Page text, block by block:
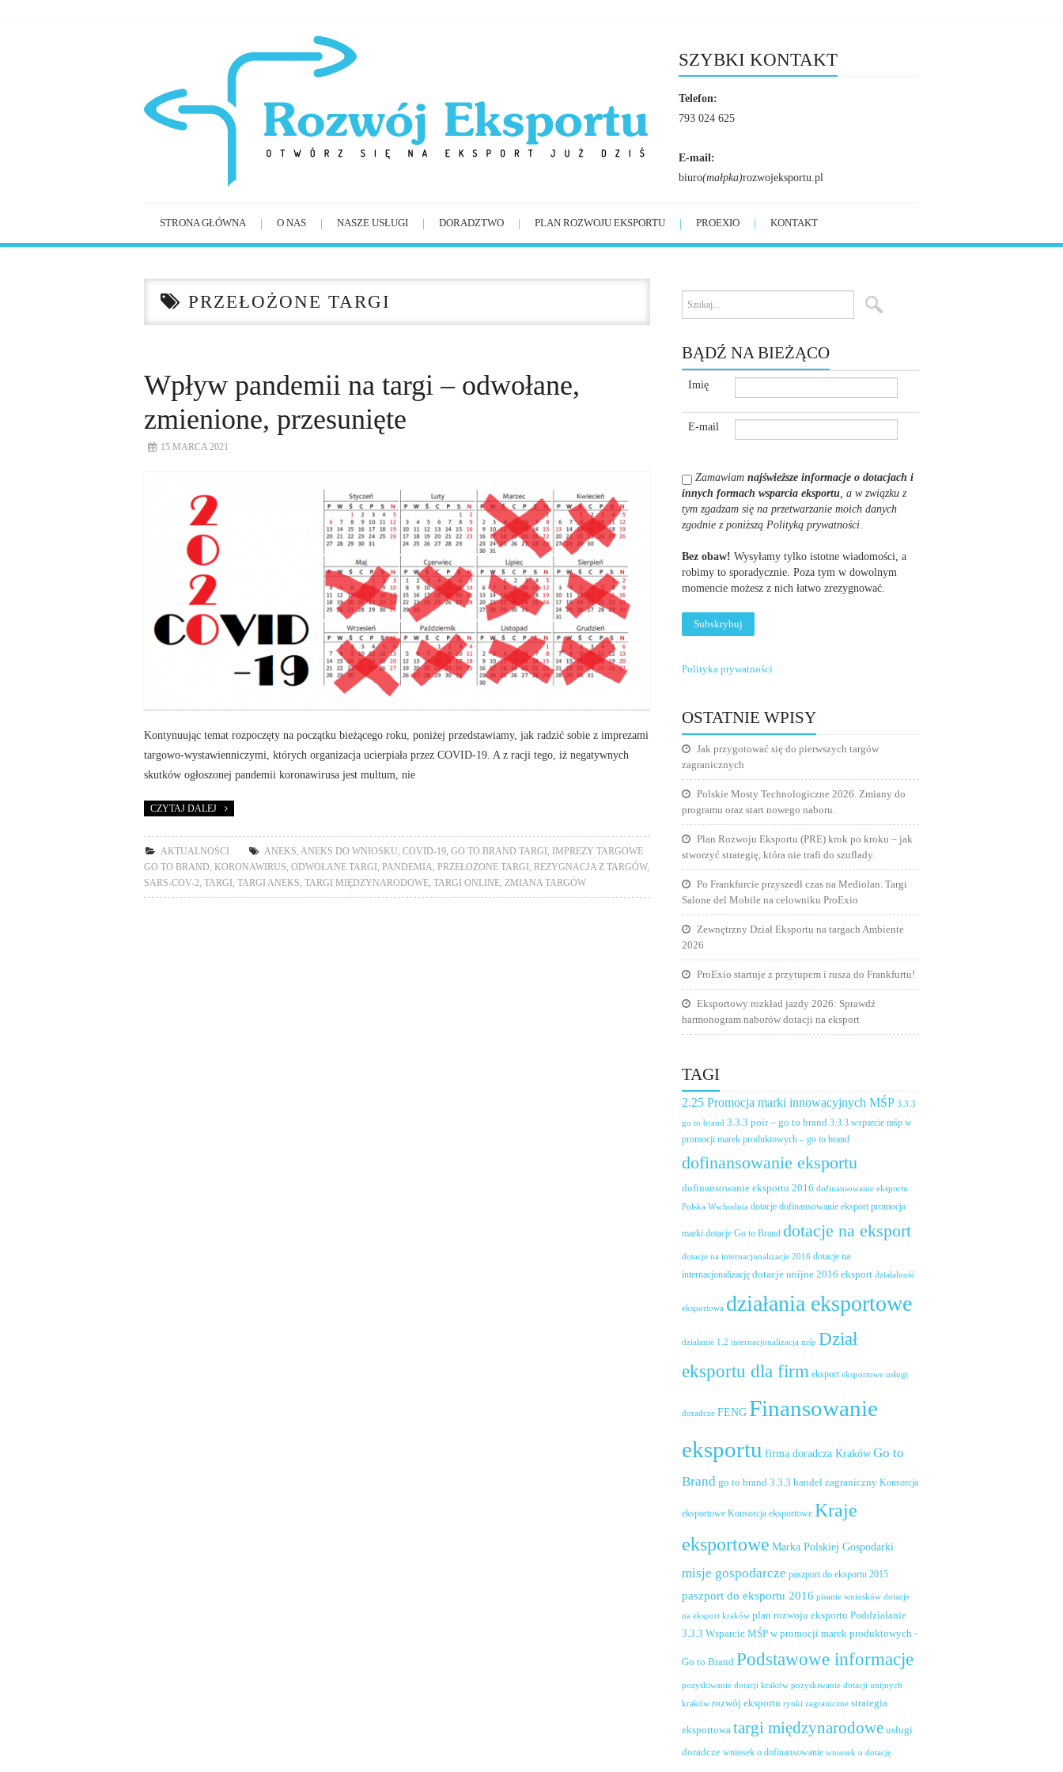
SZYBKI KONTAKT
Telefon:
793 024 625
E-mail:
biuro(małpka)rozwojeksportu.pl
STRONA GŁÓWNA O NAS NASZE USŁUGI DORADZTWO PLAN ROZWOJU EKSPORTU PROEXIO KONTAKT
PRZEŁOŻONE TARGI
Wpływ pandemii na targi – odwołane,
zmienione, przesunięte
15 MARCA 2021
Kontynuując temat rozpoczęty na początku bieżącego roku, poniżej przedstawiamy, jak radzić sobie z imprezami
targowo-wystawienniczymi, których organizacja ucierpiała przez COVID-19. A z racji tego, iż negatywnych
skutków ogłoszonej pandemii koronawirusa jest multum, nie
CZYTAJ DALEJ
AKTUALNOŚCI ANEKS ANEKS DO WNIOSKU COVID-19, GO TO BRAND TARGI
IMPREZY TARGOWE
GO TO BRAND KORONAWIRUS ODWOŁANE TARGI PANDEMIA PRZEŁOŻONE TARGI REZYGNACJA Z TARGÓW,
SARS-COV-2 TARGI TARGI ANEKS TARGI MIĘDZYNARODOWE TARGI ONLINE ZMIANA TARGÓW
BĄDŹ NA BIEŻĄCO
Imię
E-mail
Zamawiam najświeższe informacje o dotacjach i
innych formach wsparcia eksportu, a w związku z
tym zgadzam się na przetwarzanie moich danych
zgodnie z poniższą Polityką prywatności.
Bez obaw! Wysyłamy tylko istotne wiadomości, a
robimy to sporadycznie. Poza tym w dowolnym
momencie możesz z nich łatwo zrezygnować.
Polityka prywatności
OSTATNIE WPISY
Jak przygotować się do pierwszych targów
zagranicznych
Polskie Mosty Technologiczne 2026. Zmiany do
programu oraz start nowego naboru.
Plan Rozwoju Eksportu (PRE) krok po kroku – jak
stworzyć strategię, która nie trafi do szuflady.
Po Frankfurcie przyszedł czas na Mediolan. Targi
Salone del Mobile na celowniku ProExio
Zewnętrzny Dział Eksportu na targach Ambiente
2026
ProExio startuje z przytupem i rusza do Frankfurtu!
Eksportowy rozkład jazdy 2026: Sprawdź
harmonogram naborów dotacji na eksport
TAGI
2.25 Promocja marki innowacyjnych MŚP 3.3.3
go to brand 3.3.3 poir – go to brand 3.3.3 wsparcie mśp w
promocji marek produktowych – go to brand
dofinansowanie eksportu
dofinansowanie eksportu 2016 dofinansowanie eksportu
Polska Wschodnia dotacje dofinansowanie eksport promocja
marki dotacje Go to Brand dotacje na eksport
dotacje na internacjonalizacje 2016 dotacje na
internacjonalizację dotacje unijne 2016 eksport działalność
eksportowa działania eksportowe
działanie 1.2 internacjonalizacja mśp Dział
eksportu dla firm eksport eksportowe usługi
doradcze FENG Finansowanie
eksportu firma doradcza KrakówGo to
Brand go to brand 3.3.3 handel zagraniczny Konsorcja
eksportowe Konsorcja eksportowe Kraje
eksportowe Marka Polskiej Gospodarki
misje gospodarcze paszport do eksportu 2015
paszport do eksportu 2016 pisanie wniosków dotacje
na eksport kraków plan rozwoju eksportu Poddziałanie
3.3.3 Wsparcie MŚP w promocji marek produktowych -
Go to Brand Podstawowe informacje
pozyskiwanie dotacji kraków pozyskiwanie dotacji unijnych
kraków rozwój eksportu rynki zagraniczne strategia
eksportowa targi międzynarodowe usługi
doradcze wniosek o dofinansowanie wniosek o dotację